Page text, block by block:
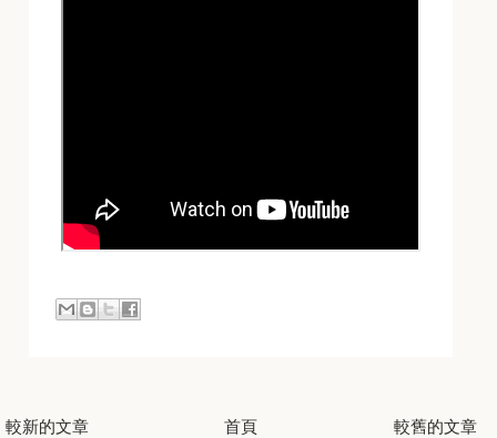
較新的文章 較舊的文章
首頁